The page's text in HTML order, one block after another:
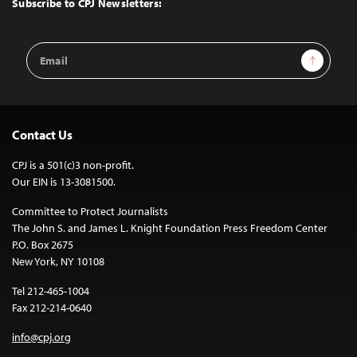
Subscribe to CPJ Newsletters:
Email
Address
Sign Up
Contact Us
CPJ is a 501(c)3 non-profit.
Our EIN is 13-3081500.
Committee to Protect Journalists
The John S. and James L. Knight Foundation Press Freedom Center
P.O. Box 2675
New York, NY 10108
Tel 212-465-1004
Fax 212-214-0640
info@cpj.org